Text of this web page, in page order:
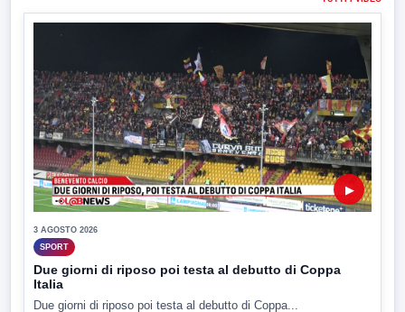
▶
3 AGOSTO 2026
SPORT
Due giorni di riposo poi testa al debutto di Coppa
Italia
Due giorni di riposo poi testa al debutto di Coppa...